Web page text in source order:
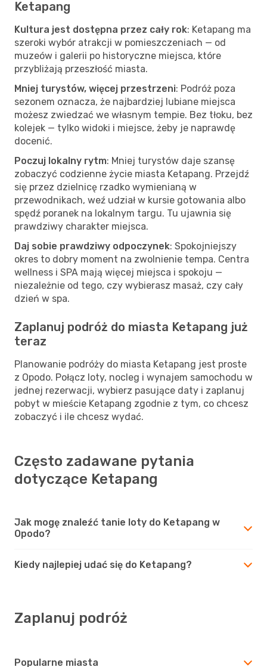
Ketapang
Kultura jest dostępna przez cały rok: Ketapang ma
szeroki wybór atrakcji w pomieszczeniach — od
muzeów i galerii po historyczne miejsca, które
przybliżają przeszłość miasta.
Mniej turystów, więcej przestrzeni: Podróż poza
sezonem oznacza, że najbardziej lubiane miejsca
możesz zwiedzać we własnym tempie. Bez tłoku, bez
kolejek — tylko widoki i miejsce, żeby je naprawdę
docenić.
Poczuj lokalny rytm: Mniej turystów daje szansę
zobaczyć codzienne życie miasta Ketapang. Przejdź
się przez dzielnicę rzadko wymienianą w
przewodnikach, weź udział w kursie gotowania albo
spędź poranek na lokalnym targu. Tu ujawnia się
prawdziwy charakter miejsca.
Daj sobie prawdziwy odpoczynek: Spokojniejszy
okres to dobry moment na zwolnienie tempa. Centra
wellness i SPA mają więcej miejsca i spokoju —
niezależnie od tego, czy wybierasz masaż, czy cały
dzień w spa.
Zaplanuj podróż do miasta Ketapang już
teraz
Planowanie podróży do miasta Ketapang jest proste
z Opodo. Połącz loty, nocleg i wynajem samochodu w
jednej rezerwacji, wybierz pasujące daty i zaplanuj
pobyt w mieście Ketapang zgodnie z tym, co chcesz
zobaczyć i ile chcesz wydać.
Często zadawane pytania
dotyczące Ketapang
Jak mogę znaleźć tanie loty do Ketapang w
Opodo?
Kiedy najlepiej udać się do Ketapang?
Zaplanuj podróż
Popularne miasta